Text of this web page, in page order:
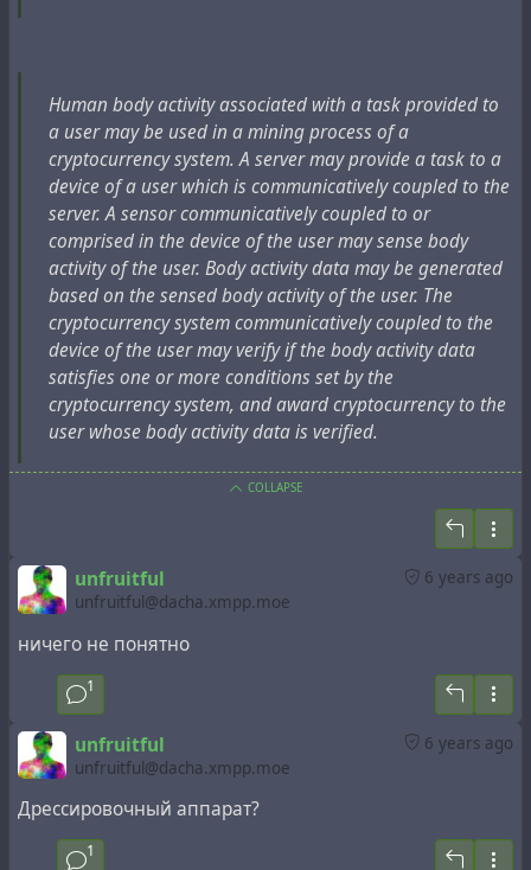
Human body activity associated with a task provided to
a user may be used in a mining process of a
cryptocurrency system. A server may provide a task to a
device of a user which is communicatively coupled to the
server. A sensor communicatively coupled to or
comprised in the device of the user may sense body
activity of the user. Body activity data may be generated
based on the sensed body activity of the user. The
cryptocurrency system communicatively coupled to the
device of the user may verify if the body activity data
satisfies one or more conditions set by the
cryptocurrency system, and award cryptocurrency to the
user whose body activity data is verified.
COLLAPSE
6 years ago
unfruitful
unfruitful@dacha.xmpp.moe
ничего не понятно
1
6 years ago
unfruitful
unfruitful@dacha.xmpp.moe
Дрессировочный аппарат?
1